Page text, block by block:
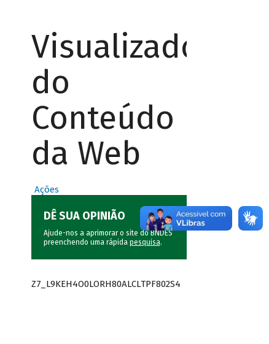
Visualizador
do
Conteúdo
da Web
Ações
DÊ SUA OPINIÃO
Ajude-nos a aprimorar o site do BNDES
preenchendo uma rápida pesquisa.
Z7_L9KEH4O0LORH80ALCLTPF802S4